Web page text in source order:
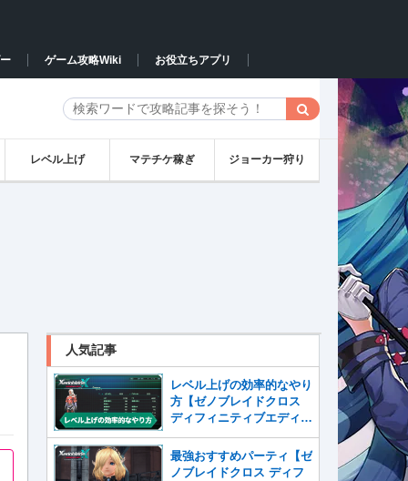
ゲーム攻略Wiki お役立ちアプリ
レベル上げ マテチケ稼ぎ ジョーカー狩り
人気記事
レベル上げの効率的なやり
方【ゼノブレイドクロス
ディフィニティブエディシ
ョン】
最強おすすめパーティ【ゼ
ノブレイドクロス ディフ